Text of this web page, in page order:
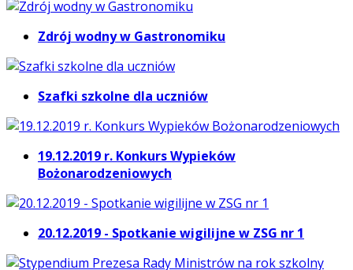
Zdrój wodny w Gastronomiku
Szafki szkolne dla uczniów
19.12.2019 r. Konkurs Wypieków
Bożonarodzeniowych
20.12.2019 - Spotkanie wigilijne w ZSG nr 1